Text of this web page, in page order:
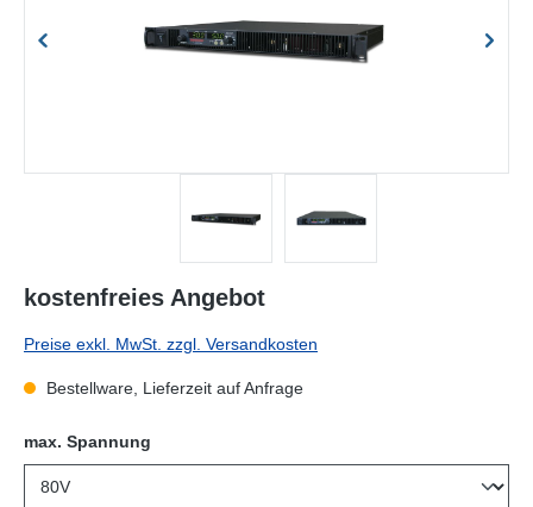
kostenfreies Angebot
Preise exkl. MwSt. zzgl. Versandkosten
Bestellware, Lieferzeit auf Anfrage
max. Spannung